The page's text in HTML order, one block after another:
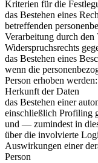
Kriterien für die
das Bestehen eines
betreffenden
Verarbeitung durch
Widerspruchsrechts
das Bestehen eines
wenn die
Person erhoben
Herkunft der Daten
das Bestehen einer
einschließlich Profiling
und — zumindest in
über die involvierte
Auswirkungen einer
Person